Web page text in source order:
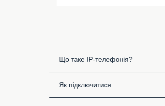
Що таке IP-телефонія?
Як підключитися